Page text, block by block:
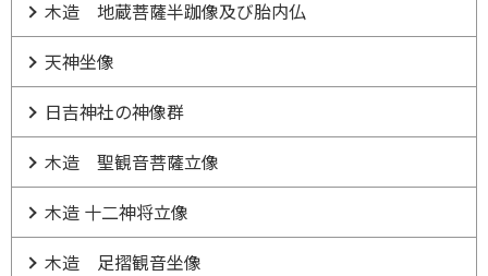
木造 地蔵菩薩半跏像及び胎内仏
天神坐像
日吉神社の神像群
木造 聖観音菩薩立像
木造 十二神将立像
木造 足摺観音坐像